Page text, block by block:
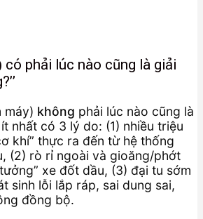
có phải lúc nào cũng là giải
máy) không phải lúc nào cũng là
nhất có 3 lý do: (1) nhiều triệu
khí” thực ra đến từ hệ thống
(2) rò rỉ ngoài và gioăng/phớt
xe đốt dầu, (3) đại tu sớm
sinh lỗi lắp ráp, sai dung sai,
đồng bộ.